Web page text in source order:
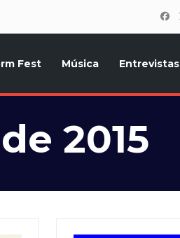
Fest Música Entrevistas
2015